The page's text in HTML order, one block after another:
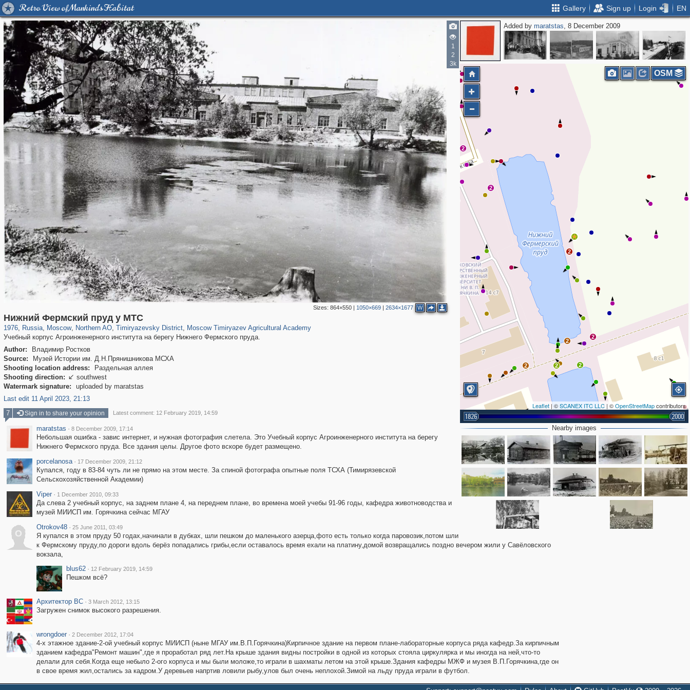
Retro View of Mankind's Habitat Gallery Sign up Login EN
1
2
3k
Sizes: 864×550| 1050×669| 2634×1677 W
Нижний Фермский пруд у МТС
1976, Russia
1,406,255 29,243
, Moscow
319,780 8,286
, Northern AO
22,533 598
, Timiryazevsky District
2,961
, Moscow Timiryazev Agricultural Academy
Учебный корпус Агроинженерного института на берегу Нижнего Фермского пруда.
Author:
Владимир Ростков
Source:
Музей Истории им. Д.Н.Прянишникова МСХА
Shooting location address:
Раздельная аллея
Shooting direction:  southwest
Watermark signature:
uploaded by maratstas
Last edit 11 April 2023, 21:13
Added bymaratstas, 8 December 2009
2
2
2
2
2 2
2
2
Leaflet | ©SCANEX ITC LLC | ©OpenStreetMapcontributors
1826 2000
OSM
Nearby images
7 Sign in to share your opinion Latest comment: 12 February 2019, 14:59
maratstas · 8 December 2009, 17:14
Небольшая ошибка - завис интернет, и нужная фотография слетела. Это Учебный корпус Агроинженерного института на берегу
Нижнего Фермского пруда. Все здания целы. Другое фото вскоре будет размещено.
porcelanosa · 17 December 2009, 21:12
Купался, году в 83-84 чуть ли не прямо на этом месте. За спиной фотографа опытные поля ТСХА (Тимирязевской
Сельскохозяйственной Академии)
Viper · 1 December 2010, 09:33
Да слева 2 учебный корпус, на заднем плане 4, на переднем плане, во времена моей учебы 91-96 годы, кафедра животноводства и
музей МИИСП им. Горячкина сейчас МГАУ
O
Otrokov48 · 25 June 2011, 03:49
Я купался в этом пруду 50 годах,начинали в дубках, шли пешком до маленького азерца,фото есть только когда паровозик,потом шли
к Фермскому пруду,по дороги вдоль берёз попадались грибы,если оставалось время ехали на платину,домой возвращались поздно вечером жили у Савёловского
вокзала,
blus62 · 12 February 2019, 14:59
Пешком всё?
Архитектор ВС · 3 March 2012, 13:15
Загружен снимок высокого разрешения.
wrongdoer · 2 December 2012, 17:04
4-х этажное здание-2-ой учебный корпус МИИСП (ныне МГАУ им.В.П.Горячкина)Кирпичное здание на первом плане-лабораторные корпуса ряда кафедр.За кирпичным
зданием кафедра"Ремонт машин",где я проработал ряд лет.На крыше здания видны постройки в одной из которых стояла циркулярка и мы иногда на ней,что-то
делали для себя.Когда еще небыло 2-ого корпуса и мы были моложе,то играли в шахматы летом на этой крыше.Здания кафедры МЖФ и музея В.П.Горячкина,где он
в свое время жил,остались за кадром.У деревьев напртив ловили рыбу,улов был очень неплохой.Зимой на льду пруда играли в футбол.